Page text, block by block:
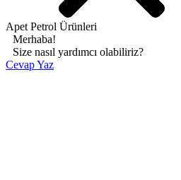
Apet Petrol Ürünleri
Merhaba!
Size nasıl yardımcı olabiliriz?
Cevap Yaz